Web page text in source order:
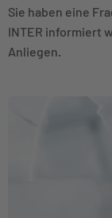
Sie haben eine
INTER informiert
Anliegen.